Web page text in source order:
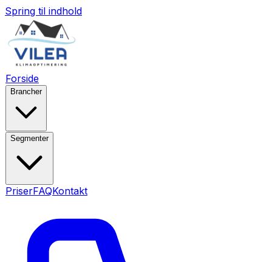
Spring til indhold
Forside
Brancher
Segmenter
PriserFAQKontakt